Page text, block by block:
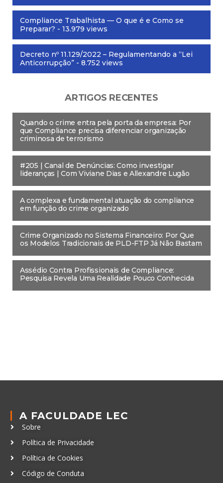
Compliance Trabalhista — O que é e Como se
Preparar? - 13.979 views
Decreto nº 11.129/2022 – Regulamentando a “Lei
Anticorrupção” - 8.752 views
ARTIGOS RECENTES
Quando o crime entra pela porta da empresa: Por
que Compliance precisa diferenciar organização
criminosa de terrorismo
#205 | Canal de Denúncias: Como investigar
lideranças | Com Viviane Dias e Allexandre Lugão
A complexa e fundamental atuação do compliance
em função do crime organizado
Crime Organizado no Sistema Financeiro: Por Que
os Modelos Tradicionais de PLD-FTP Já Não Bastam
Assédio Contra Profissionais de Compliance:
Pesquisa Revela Uma Realidade Pouco Conhecida
A FACULDADE LEC
Sobre
Política de Privacidade
Política de Cookies
Código de Conduta